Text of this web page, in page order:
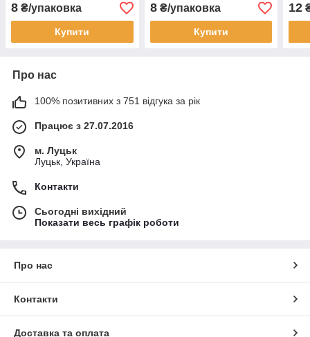
8 ₴/упаковка
Купити
8₴/упаковка
Купити
12
Про нас
100% позитивних з 751 відгука за рік
Працює з 27.07.2016
м. Луцьк
Луцьк, Україна
Контакти
Сьогодні вихідний
Показати весь графік роботи
Про нас
Контакти
Доставка та оплата